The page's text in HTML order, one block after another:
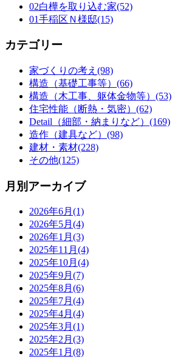
02白樺を取り込む家(52)
01手稲区Ｎ様邸(15)
カテゴリー
家づくりの考え(98)
構造（基礎工事等）(66)
構造（木工事、躯体金物等）(53)
住宅性能（断熱・気密）(62)
Detail（細部・納まりなど）(169)
造作（建具など）(98)
建材・素材(228)
その他(125)
月別アーカイブ
2026年6月(1)
2026年5月(4)
2026年1月(3)
2025年11月(4)
2025年10月(4)
2025年9月(7)
2025年8月(6)
2025年7月(4)
2025年4月(4)
2025年3月(1)
2025年2月(3)
2025年1月(8)